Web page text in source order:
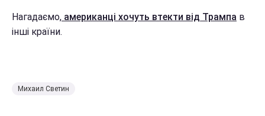
Нагадаємо, американці хочуть втекти від Трампа в
інші країни.
Михаил Светин